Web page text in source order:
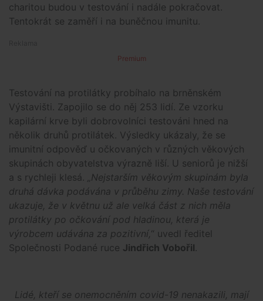
charitou budou v testování i nadále pokračovat.
Tentokrát se zaměří i na buněčnou imunitu.
Premium
Testování na protilátky probíhalo na brněnském
Výstavišti. Zapojilo se do něj 253 lidí. Ze vzorku
kapilární krve byli dobrovolníci testováni hned na
několik druhů protilátek. Výsledky ukázaly, že se
imunitní odpověď u očkovaných v různých věkových
skupinách obyvatelstva výrazně liší. U seniorů je nižší
a s rychleji klesá.
„Nejstarším věkovým skupinám byla
druhá dávka podávána v průběhu zimy. Naše testování
ukazuje, že v květnu už ale velká část z nich měla
protilátky po očkování pod hladinou, která je
výrobcem udávána za pozitivní, “ uvedl ředitel
Společnosti Podané ruce Jindřich Vobořil.
Lidé, kteří se onemocněním covid-19 nenakazili, mají